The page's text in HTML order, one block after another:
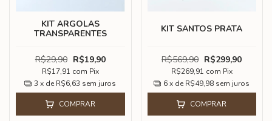
KIT ARGOLAS
TRANSPARENTES
R$29,90 R$19,90
R$17,91 com Pix
3 x de R$6,63 sem juros
COMPRAR
KIT SANTOS PRATA
R$569,90 R$299,90
R$269,91 com Pix
6 x de R$49,98 sem juros
COMPRAR